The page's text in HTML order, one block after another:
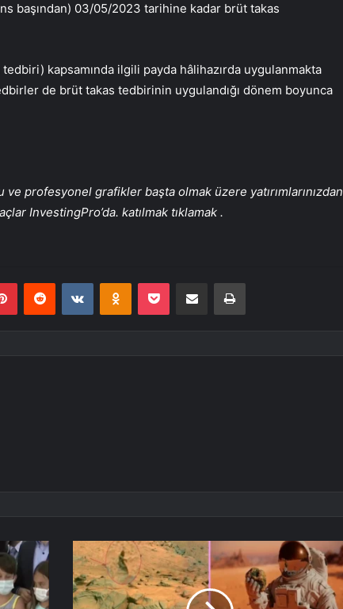
başından) 03/05/2023 tarihine kadar brüt takas
tedbiri) kapsamında ilgili payda hâlihazırda uygulanmakta
de brüt takas tedbirinin uygulandığı dönem boyunca
profesyonel grafikler başta olmak üzere yatırımlarınızdan
InvestingPro’da. katılmak tıklamak .
PinterestReddit VKontakteOdnoklassniki
Pocket E-Posta ile paylaş Yazdır